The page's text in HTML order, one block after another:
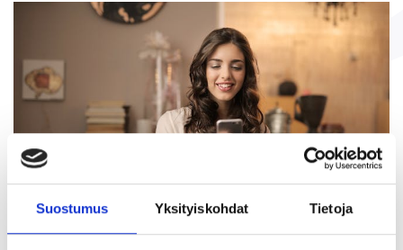
Suostumus Yksityiskohdat Tietoja